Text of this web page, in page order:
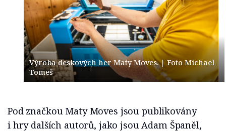
Výroba deskových her Maty Moves. | Foto Michael
Tomeš
Pod značkou Maty Moves jsou publikovány
i hry dalších autorů, jako jsou Adam Španěl,